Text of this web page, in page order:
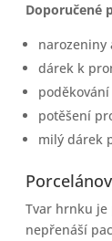
Doporučené
narozeniny
dárek k
potěšení
milý dárek
Tvar hrnku je
nepřenáší